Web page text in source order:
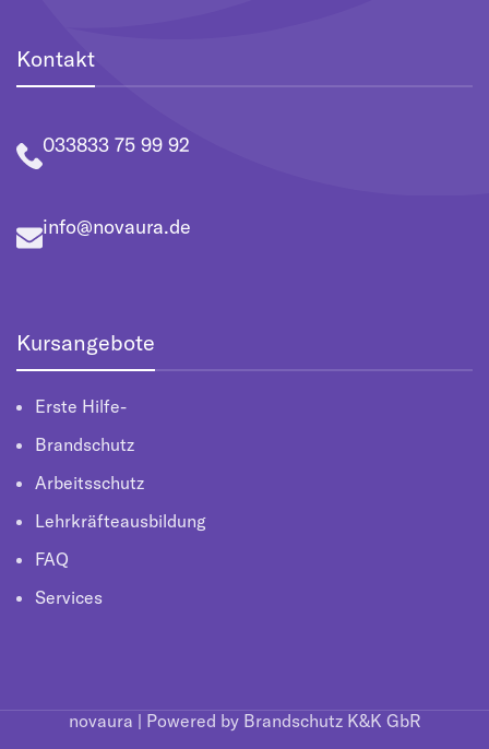
Kontakt
033833 75 99 92
info@novaura.de
Kursangebote
Erste Hilfe-
Brandschutz
Arbeitsschutz
Lehrkräfteausbildung
FAQ
Services
novaura | Powered by Brandschutz K&K GbR